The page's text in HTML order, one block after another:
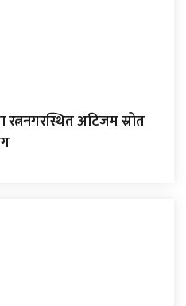
अटिजम स्रोत